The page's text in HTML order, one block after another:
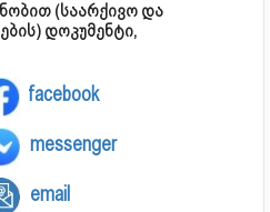
(საარქივო და
დოკუმენტი,
facebook
messenger
email